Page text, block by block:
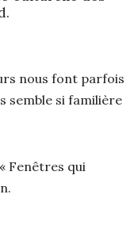
nous font parfois
semble si familière
Fenêtres qui